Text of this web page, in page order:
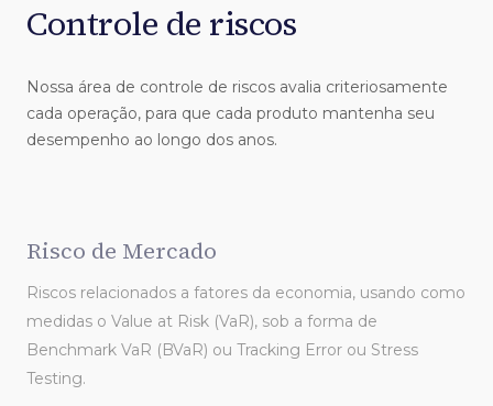
Controle de riscos
Nossa área de controle de riscos avalia criteriosamente
cada operação, para que cada produto mantenha seu
desempenho ao longo dos anos.
Risco de Mercado
Riscos relacionados a fatores da economia, usando como
medidas o Value at Risk (VaR), sob a forma de
Benchmark VaR (BVaR) ou Tracking Error ou Stress
Testing.